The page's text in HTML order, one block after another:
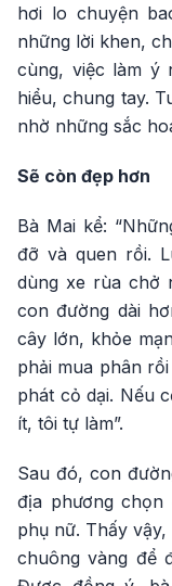
hơi lo chuyện
những lời khen,
cùng, việc làm ý
hiểu, chung tay.
nhờ những sắc
Sẽ còn đẹp hơn
Bà Mai kể:
đỡ và quen rồi.
dùng xe rùa chở
con đường dài
cây lớn, khỏe
phải mua phân
phát cỏ dại. Nếu
ít, tôi tự làm”.
Sau đó, con
địa phương chọn
phụ nữ. Thấy
chuông vàng để